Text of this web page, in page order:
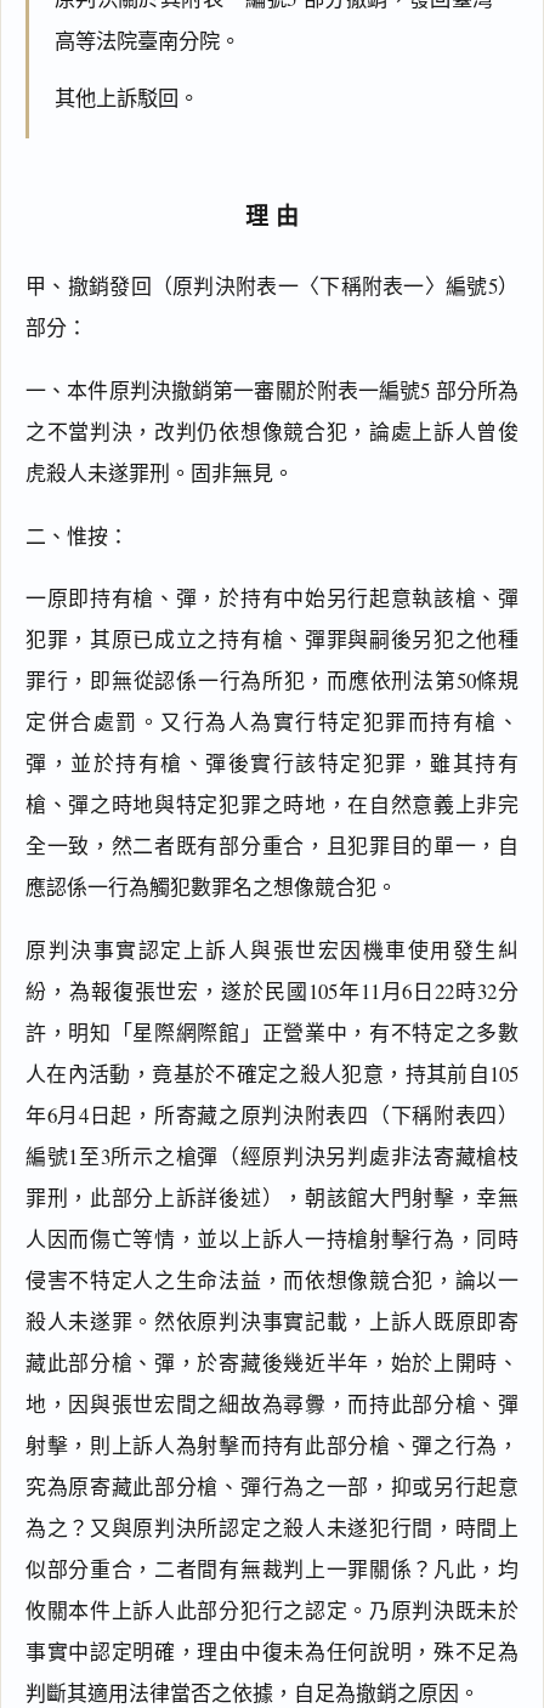
高等法院臺南分院。
其他上訴駁回。
理由
甲、撤銷發回（原判決附表一〈下稱附表一〉編號5）
部分：
一、本件原判決撤銷第一審關於附表一編號5 部分所為
之不當判決，改判仍依想像競合犯，論處上訴人曾俊
虎殺人未遂罪刑。固非無見。
二、惟按：
一原即持有槍、彈，於持有中始另行起意執該槍、彈
犯罪，其原已成立之持有槍、彈罪與嗣後另犯之他種
罪行，即無從認係一行為所犯，而應依刑法第50條規
定併合處罰。又行為人為實行特定犯罪而持有槍、
彈，並於持有槍、彈後實行該特定犯罪，雖其持有
槍、彈之時地與特定犯罪之時地，在自然意義上非完
全一致，然二者既有部分重合，且犯罪目的單一，自
應認係一行為觸犯數罪名之想像競合犯。
原判決事實認定上訴人與張世宏因機車使用發生糾
紛，為報復張世宏，遂於民國105年11月6日22時32分
許，明知「星際網際館」正營業中，有不特定之多數
人在內活動，竟基於不確定之殺人犯意，持其前自105
年6月4日起，所寄藏之原判決附表四（下稱附表四）
編號1至3所示之槍彈（經原判決另判處非法寄藏槍枝
罪刑，此部分上訴詳後述），朝該館大門射擊，幸無
人因而傷亡等情，並以上訴人一持槍射擊行為，同時
侵害不特定人之生命法益，而依想像競合犯，論以一
殺人未遂罪。然依原判決事實記載，上訴人既原即寄
藏此部分槍、彈，於寄藏後幾近半年，始於上開時、
地，因與張世宏間之細故為尋釁，而持此部分槍、彈
射擊，則上訴人為射擊而持有此部分槍、彈之行為，
究為原寄藏此部分槍、彈行為之一部，抑或另行起意
為之？又與原判決所認定之殺人未遂犯行間，時間上
似部分重合，二者間有無裁判上一罪關係？凡此，均
攸關本件上訴人此部分犯行之認定。乃原判決既未於
事實中認定明確，理由中復未為任何說明，殊不足為
判斷其適用法律當否之依據，自足為撤銷之原因。